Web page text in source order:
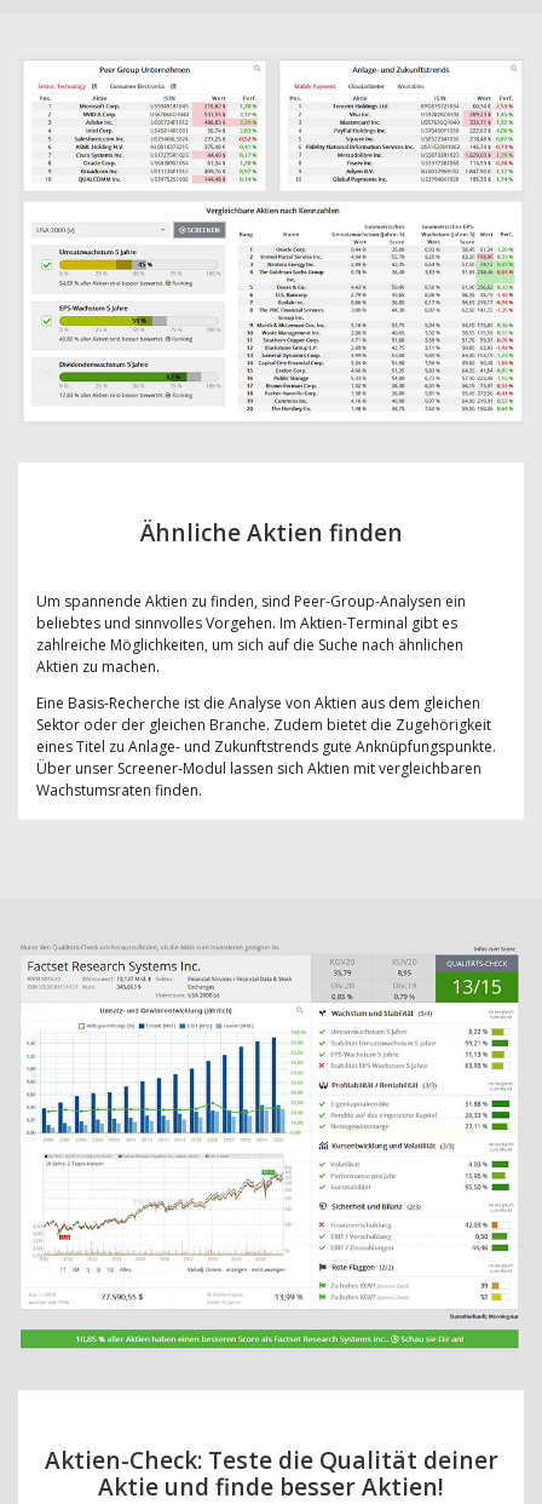
Ähnliche Aktien finden
Um spannende Aktien zu finden, sind Peer-Group-Analysen ein
beliebtes und sinnvolles Vorgehen. Im Aktien-Terminal gibt es
zahlreiche Möglichkeiten, um sich auf die Suche nach ähnlichen
Aktien zu machen.
Eine Basis-Recherche ist die Analyse von Aktien aus dem gleichen
Sektor oder der gleichen Branche. Zudem bietet die Zugehörigkeit
eines Titel zu Anlage- und Zukunftstrends gute Anknüpfungspunkte.
Über unser Screener-Modul lassen sich Aktien mit vergleichbaren
Wachstumsraten finden.
Aktien-Check: Teste die Qualität deiner
Aktie und finde besser Aktien!